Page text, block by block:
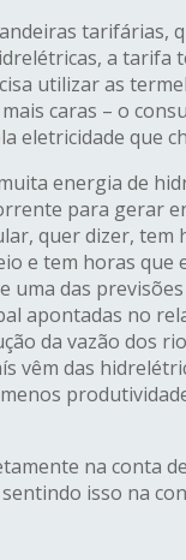
tarifárias,
a tarifa
utilizar as
caras – o
eletricidade que
energia de
para gerar
quer dizer, tem
e tem horas que
uma das
apontadas no
da vazão dos
vêm das
na conta
isso na